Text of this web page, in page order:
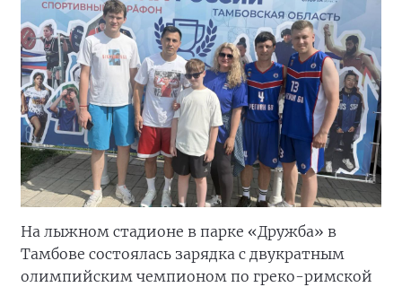
На лыжном стадионе в парке «Дружба» в
Тамбове состоялась зарядка с двукратным
олимпийским чемпионом по греко-римской